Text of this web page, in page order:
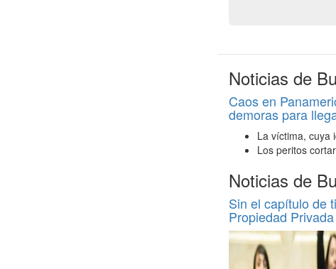
Noticias de
Caos en
demoras para
La víctima, cuya
Los peritos
Noticias de
Sin el capítulo de
Propiedad Privada